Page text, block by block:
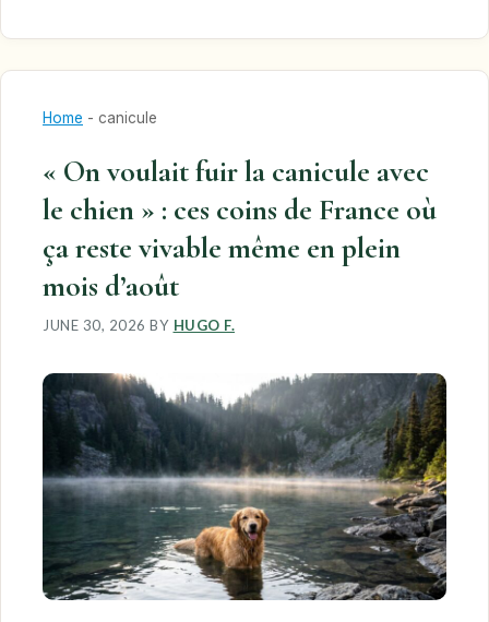
Home - canicule
« On voulait fuir la canicule avec
le chien » : ces coins de France où
ça reste vivable même en plein
mois d’août
JUNE 30, 2026 BY HUGO F.